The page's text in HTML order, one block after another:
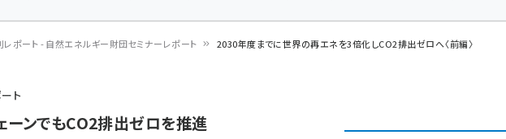
新井 (344)
ngn (262)
レポート - 自然エネルギー財団セミナーレポート 2030年度までに世界の再エネを3倍化しCO2排出ゼロへ〈前編〉
ト
ーンでもCO2排出ゼロを推進